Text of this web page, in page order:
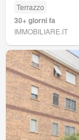
Terrazzo
30+ giorni fa
IMMOBILIARE.IT